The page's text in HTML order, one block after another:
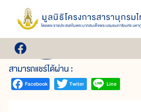
เล่ม 19
สามารถแชร์ได้ผ่าน :